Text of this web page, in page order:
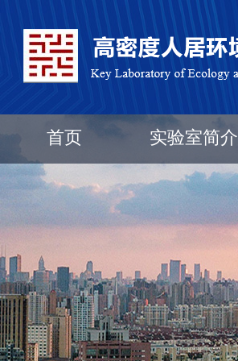
首页 实验室简介